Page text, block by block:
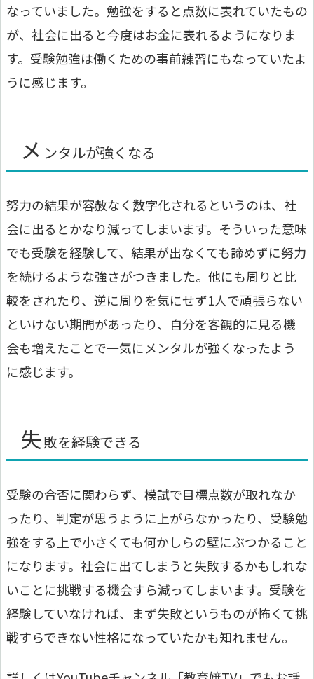
なっていました。勉強をすると点数に表れていたもの
が、社会に出ると今度はお金に表れるようになりま
す。受験勉強は働くための事前練習にもなっていたよ
うに感じます。
メ ンタルが強くなる
努力の結果が容赦なく数字化されるというのは、社
会に出るとかなり減ってしまいます。そういった意味
でも受験を経験して、結果が出なくても諦めずに努力
を続けるような強さがつきました。他にも周りと比
較をされたり、逆に周りを気にせず1人で頑張らない
といけない期間があったり、自分を客観的に見る機
会も増えたことで一気にメンタルが強くなったよう
に感じます。
失敗を経験できる
受験の合否に関わらず、模試で目標点数が取れなか
ったり、判定が思うように上がらなかったり、受験勉
強をする上で小さくても何かしらの壁にぶつかること
になります。社会に出てしまうと失敗するかもしれな
いことに挑戦する機会すら減ってしまいます。受験を
経験していなければ、まず失敗というものが怖くて挑
戦すらできない性格になっていたかも知れません。